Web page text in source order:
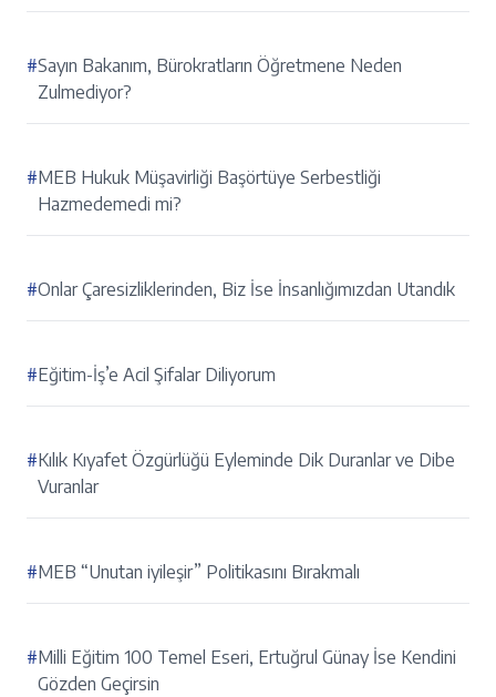
#Sayın Bakanım, Bürokratların Öğretmene Neden
Zulmediyor?
#MEB Hukuk Müşavirliği Başörtüye Serbestliği
Hazmedemedi mi?
#Onlar Çaresizliklerinden, Biz İse İnsanlığımızdan Utandık
#Eğitim-İş’e Acil Şifalar Diliyorum
#Kılık Kıyafet Özgürlüğü Eyleminde Dik Duranlar ve Dibe
Vuranlar
#MEB “Unutan iyileşir” Politikasını Bırakmalı
#Milli Eğitim 100 Temel Eseri, Ertuğrul Günay İse Kendini
Gözden Geçirsin